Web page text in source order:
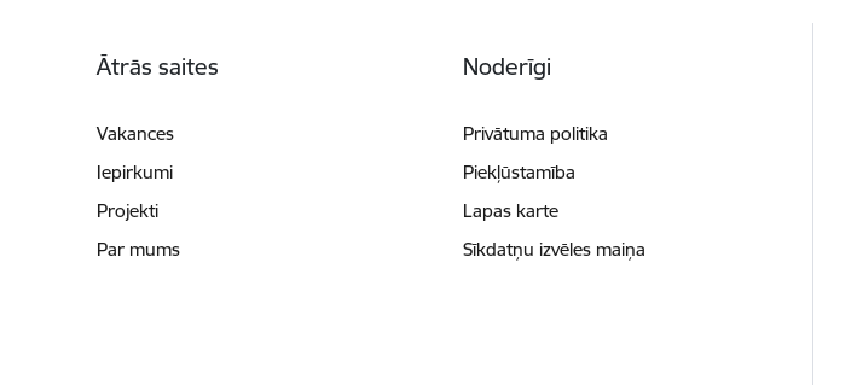
Ātrās saites
Vakances
Iepirkumi
Projekti
Par mums
Noderīgi
Privātuma politika
Piekļūstamība
Lapas karte
Sīkdatņu izvēles maiņa